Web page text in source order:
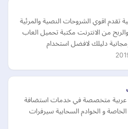
تقدم اقوي الشروحات النصية والمرئية
والربح من الانترنت مكتبة تحميل العاب
دليلك لافضل استخدام
متخصصة في خدمات استضافة
الخاصة و الخوادم السحابية سيرفرات